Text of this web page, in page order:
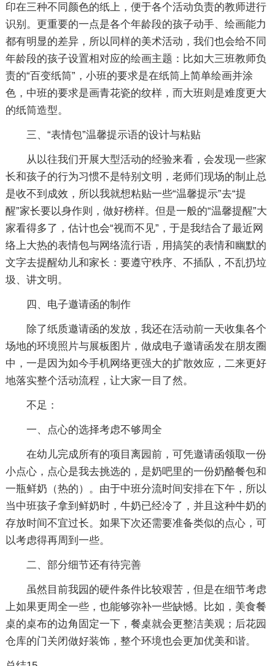
印在三种不同颜色的纸上，便于各个活动负责的教师进行
识别。更重要的一点是各个年龄段的孩子动手、绘画能力
都有明显的差异，所以同样的美术活动，我们也会给不同
年龄段的孩子设置相对应的绘画主题：比如大三班教师负
责的“百变纸筒”，小班的要求是在纸筒上简单绘画并涂
色，中班的要求是画青花瓷的纹样，而大班则是难度更大
的纸筒造型。
三、“表情包”温馨提示语的设计与粘贴
从以往我们开展大型活动的经验来看，会发现一些家
长和孩子的行为习惯不是特别文明，老师们现场的制止总
是收不到成效，所以我就想粘贴一些“温馨提示”去“提
醒”家长要以身作则，做好榜样。但是一般的“温馨提醒”大
家看得多了，估计也会“视而不见”，于是我结合了最近网
络上大热的表情包与网络流行语，用搞笑的表情和幽默的
文字去提醒幼儿和家长：要遵守秩序、不插队，不乱扔垃
圾、讲文明。
四、电子邀请函的制作
除了纸质邀请函的发放，我还在活动前一天收集各个
场地的环境照片与展板图片，做成电子邀请函发在朋友圈
中，一是因为如今手机网络更强大的扩散效应，二来更好
地落实整个活动流程，让大家一目了然。
不足：
一、点心的选择考虑不够周全
在幼儿完成所有的项目离园前，可凭邀请函领取一份
小点心，点心是我去挑选的，是奶吧里的一份奶酪餐包和
一瓶鲜奶（热的）。由于中班分流时间安排在下午，所以
当中班孩子拿到鲜奶时，牛奶已经冷了，并且这种牛奶的
存放时间不宜过长。如果下次还需要准备类似的点心，可
以考虑得再周到一些。
二、部分细节还有待完善
虽然目前我园的硬件条件比较艰苦，但是在细节考虑
上如果更周全一些，也能够弥补一些缺憾。比如，美食餐
桌的桌布的边角固定一下，餐桌就会更整洁美观；后花园
仓库的门关闭做好装饰，整个环境也会更加优美和谐。